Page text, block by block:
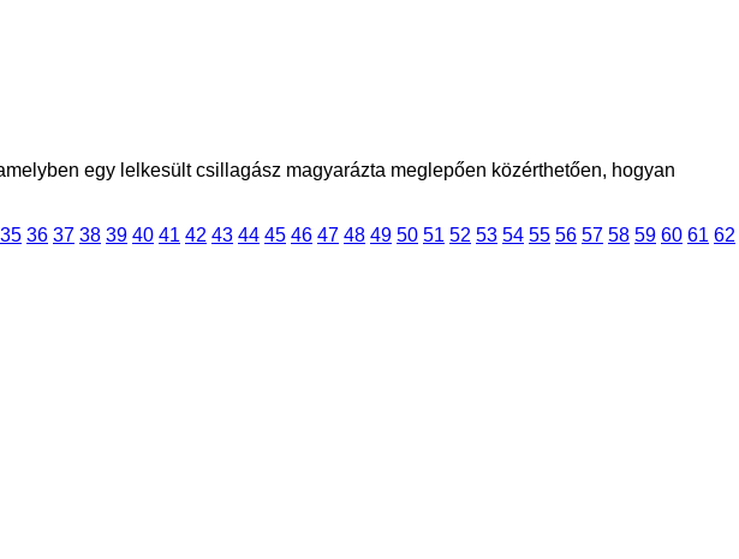
egy lelkesült csillagász magyarázta meglepően közérthetően, hogyan
35 36 37 38 39 40 41 42 43 44 45 46 47 48 49 50 51 52 53 54 55 56 57 58 59 60 61 62